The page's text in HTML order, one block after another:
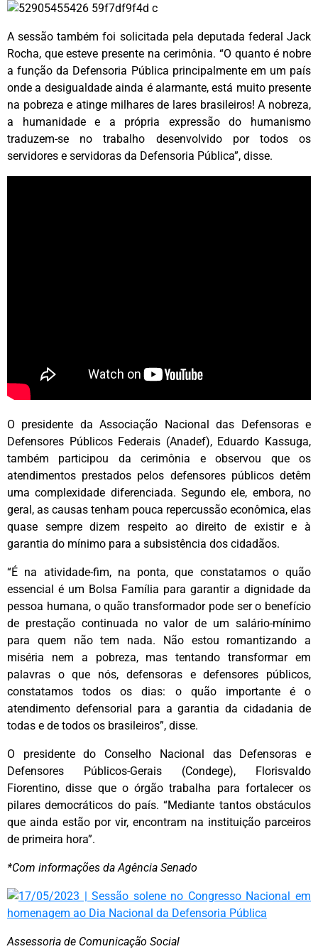
A sessão também foi solicitada pela deputada federal Jack
Rocha, que esteve presente na cerimônia. “O quanto é nobre
a função da Defensoria Pública principalmente em um país
onde a desigualdade ainda é alarmante, está muito presente
na pobreza e atinge milhares de lares brasileiros! A nobreza,
a humanidade e a própria expressão do humanismo
traduzem-se no trabalho desenvolvido por todos os
servidores e servidoras da Defensoria Pública”, disse.
O presidente da Associação Nacional das Defensoras e
Defensores Públicos Federais (Anadef), Eduardo Kassuga,
também participou da cerimônia e observou que os
atendimentos prestados pelos defensores públicos detêm
uma complexidade diferenciada. Segundo ele, embora, no
geral, as causas tenham pouca repercussão econômica, elas
quase sempre dizem respeito ao direito de existir e à
garantia do mínimo para a subsistência dos cidadãos.
“É na atividade-fim, na ponta, que constatamos o quão
essencial é um Bolsa Família para garantir a dignidade da
pessoa humana, o quão transformador pode ser o benefício
de prestação continuada no valor de um salário-mínimo
para quem não tem nada. Não estou romantizando a
miséria nem a pobreza, mas tentando transformar em
palavras o que nós, defensoras e defensores públicos,
constatamos todos os dias: o quão importante é o
atendimento defensorial para a garantia da cidadania de
todas e de todos os brasileiros”, disse.
O presidente do Conselho Nacional das Defensoras e
Defensores Públicos-Gerais (Condege), Florisvaldo
Fiorentino, disse que o órgão trabalha para fortalecer os
pilares democráticos do país. “Mediante tantos obstáculos
que ainda estão por vir, encontram na instituição parceiros
de primeira hora”.
*Com informações da Agência Senado
Assessoria de Comunicação Social